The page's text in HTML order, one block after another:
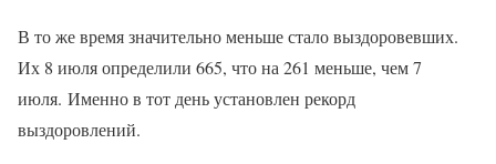
В то же время значительно меньше стало выздоровевших.
Их 8 июля определили 665, что на 261 меньше, чем 7
июля. Именно в тот день установлен рекорд
выздоровлений.